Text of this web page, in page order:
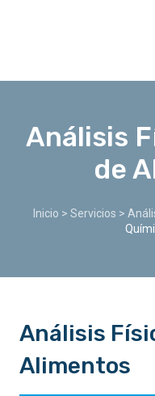
Análisis
de
Inicio > Servicios >
Análisis
Alimentos